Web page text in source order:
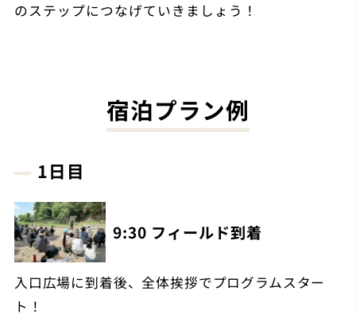
のステップにつなげていきましょう！
宿泊プラン例
1日目
9:30 フィールド到着
入口広場に到着後、全体挨拶でプログラムスター
ト！